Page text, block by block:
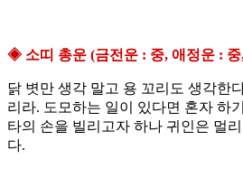
◈ 소띠 총운 (금전운 : 중, 애정운 :
닭 볏만 생각 말고 용 꼬리도 생각한
리라. 도모하는 일이 있다면 혼자 하
타의 손을 빌리고자 하나 귀인은 멀
다.